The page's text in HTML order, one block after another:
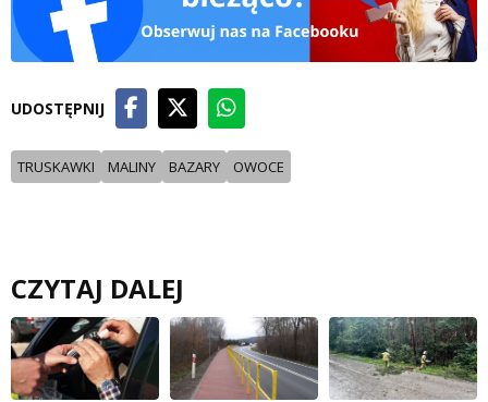
UDOSTĘPNIJ
TRUSKAWKI MALINY BAZARY OWOCE
CZYTAJ DALEJ